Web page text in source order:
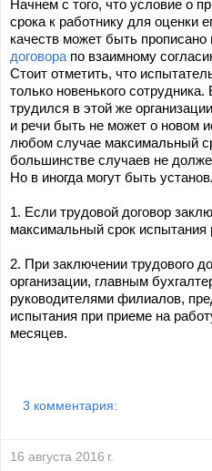
Начнем с того, что условие о
срока к работнику для оценки
качеств может быть прописано
договора по взаимному
Стоит отметить, что
только новенького
трудился в этой же
и речи быть не может о новом
любом случае максимальный
большинстве случаев не
Но в иногда могут быть
1. Если трудовой договор
максимальный срок
2. При заключении трудового
организации, главным
руководителями филиалов,
испытания при приеме на
месяцев.
3 комментария:
16 августа 2016 г.